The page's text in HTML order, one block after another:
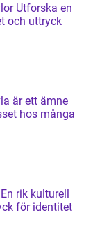
en
och uttryck
är ett ämne
hos många
rik kulturell
för identitet